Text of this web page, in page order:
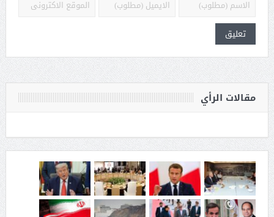
مقالات الرأي